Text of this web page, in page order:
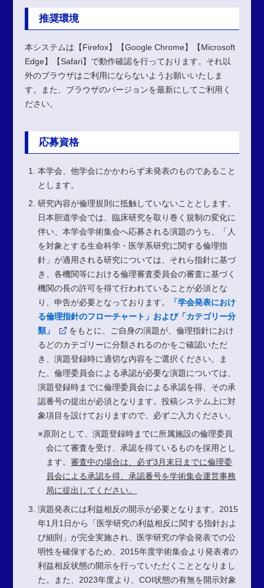
推奨環境
本システムは【Firefox】【Google Chrome】【Microsoft
Edge】【Safari】で動作確認を行っております。それ以
外のブラウザはご利用にならないようお願いいたしま
す。また、ブラウザのバージョンを最新にしてご利用く
ださい。
応募資格
本学会、他学会にかかわらず未発表のものであること
とします。
研究内容が倫理規則に抵触していないこととします。
日本胆道学会では、臨床研究を取り巻く規制の変化に
伴い、本学会学術集会へ応募される演題のうち、「人
を対象とする生命科学・医学系研究に関する倫理指
針」が適用される研究については、それら指針に基づ
き、各機関等における倫理審査委員会の審査に基づく
機関の長の許可を得て行われていることが必須とな
り、申告が必要となっております。
「学会発表におけ
る倫理指針のフローチャート」および「カテゴリー分
類」
をもとに、ご自身の演題が、倫理指針におけ
るどのカテゴリーに分類されるのかをご確認いただ
き、演題登録時に適切な内容をご選択ください。ま
た、倫理委員会による承認が必要な演題については、
演題登録時までに倫理委員会による承認を得、その承
認番号の提出が必須となります。投稿システム上に対
象項目を設けておりますので、必ずご入力ください。
※原則として、演題登録時までに所属施設の倫理委員
会にて審査を受け、承認を得ているものを採用とし
ます。審査中の場合は、必ず3月末日までに倫理委
員会による承認を得、承認番号を学術集会運営事務
局に提出してください。
演題発表には利益相反の開示が必要となります。2015
年1月1日から「医学研究の利益相反に関する指針およ
び細則」が完全実施され、医学研究の学会発表での公
明性を確保するため、2015年度学術集会より発表者の
利益相反状態の開示を行っていただくこととなりまし
た。また、2023年度より、COI状態の有無を開示対象